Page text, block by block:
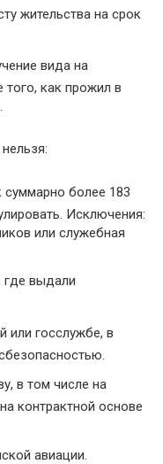
жительства на срок
вида на
того, как прожил в
суммарно более 183
Исключения:
или служебная
где выдали
или госслужбе, в
в том числе на
контрактной основе
авиации.